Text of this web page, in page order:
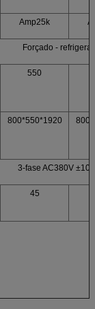
Amp25k
Forçado -
550
800*550*1920
3-fase AC380V
45